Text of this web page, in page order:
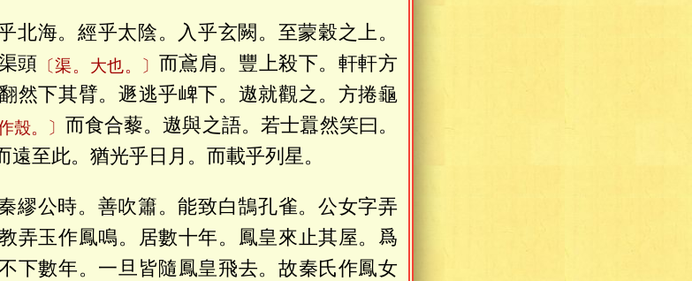
北海。經乎太陰。入乎玄闕。至蒙穀之上。
頭 〔渠。大也。〕 而鳶肩。豐上殺下。軒軒方
然下其臂。遯逃乎崥下。遨就觀之。方捲龜
殼。〕 而食合藜。遨與之語。若士囂然笑曰。
至此。猶光乎日月。而載乎列星。
繆公時。善吹簫。能致白鵠孔雀。公女字弄
弄玉作鳳鳴。居數十年。鳳皇來止其屋。爲
下數年。一旦皆隨鳳皇飛去。故秦氏作鳳女